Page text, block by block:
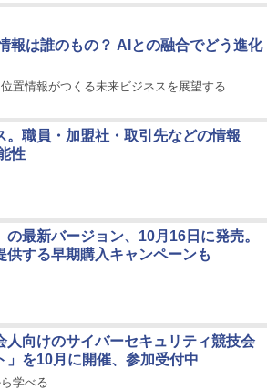
報は誰のもの？ AIとの融合でどう進化
置情報がつくる未来ビジネスを展望する
。職員・加盟社・取引先などの情報
性
最新バージョン、10月16日に発売。
供する早期購入キャンペーンも
人向けのサイバーセキュリティ競技会
」を10月に開催、参加受付中
学べる